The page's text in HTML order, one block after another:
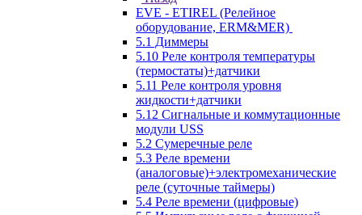
EVE - ETIREL (Релейное
оборудование, ERM&MER)
5.1 Диммеры
5.10 Реле контроля температуры
(термостаты)+датчики
5.11 Реле контроля уровня
жидкости+датчики
5.12 Сигнальные и коммутационные
модули USS
5.2 Сумеречные реле
5.3 Реле времени
(аналоговые)+электромеханические
реле (суточные таймеры)
5.4 Реле времени (цифровые)